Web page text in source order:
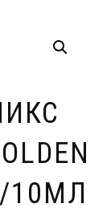
10МЛ